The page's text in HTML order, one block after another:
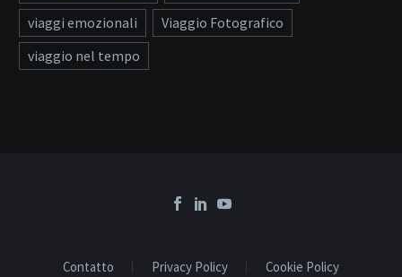
viaggi emozionali
Viaggio Fotografico
viaggio nel tempo
Contatto Privacy Policy Cookie Policy